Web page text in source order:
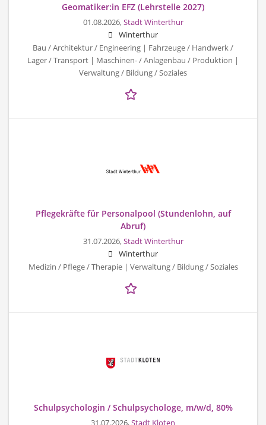
Geomatiker:in EFZ (Lehrstelle 2027)
01.08.2026,Stadt Winterthur
Winterthur
Bau / Architektur / Engineering | Fahrzeuge / Handwerk /
Lager / Transport | Maschinen- / Anlagenbau / Produktion |
Verwaltung / Bildung / Soziales
Pflegekräfte für Personalpool (Stundenlohn, auf
Abruf)
31.07.2026,Stadt Winterthur
Winterthur
Medizin / Pflege / Therapie | Verwaltung / Bildung / Soziales
Schulpsychologin / Schulpsychologe, m/w/d, 80%
31.07.2026,Stadt Kloten